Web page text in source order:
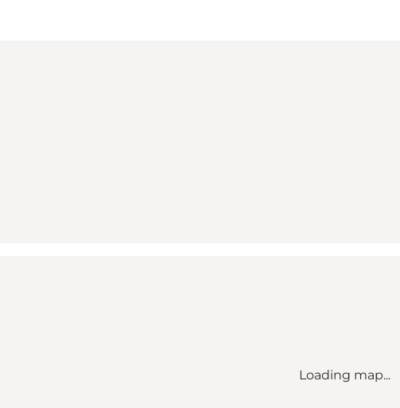
Loading map...